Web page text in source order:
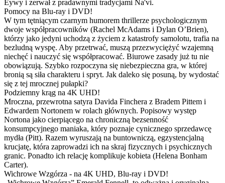
Eywy i zerwał z pradawnymi tradycjami Na'vi.
Pomocy na Blu-ray i DVD!
W tym tętniącym czarnym humorem thrillerze psychologicznym
dwoje współpracowników (Rachel McAdams i Dylan O’Brien),
którzy jako jedyni uchodzą z życiem z katastrofy samolotu, trafia na
bezludną wyspę. Aby przetrwać, muszą przezwyciężyć wzajemną
niechęć i nauczyć się współpracować. Biurowe zasady już tu nie
obowiązują. Szybko rozpoczyna się niebezpieczna gra, w której
bronią są siła charakteru i spryt. Jak daleko się posuną, by wydostać
się z tej mrocznej pułapki?
Podziemny krąg na 4K UHD!
Mroczna, przewrotna satyra Davida Finchera z Bradem Pittem i
Edwardem Nortonem w rolach głównych. Popisowy występ
Nortona jako cierpiącego na chroniczną bezsenność
konsumpcyjnego maniaka, który poznaje cynicznego sprzedawcę
mydła (Pitt). Razem wyruszają na buntowniczą, egzystencjalną
krucjatę, która zaprowadzi ich na skraj fizycznych i psychicznych
granic. Ponadto ich relację komplikuje kobieta (Helena Bonham
Carter).
Wichrowe Wzgórza - na 4K UHD, Blu-ray i DVD!